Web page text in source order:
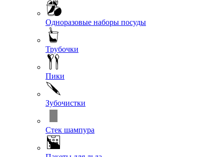
Одноразовые наборы посуды
Трубочки
Пики
Зубочистки
Стек шампура